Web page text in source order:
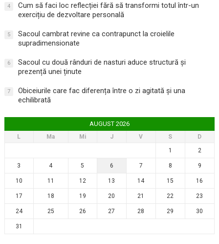
4
Cum să faci loc reflecției fără să transformi totul într-un
exercițiu de dezvoltare personală
5
Sacoul cambrat revine ca contrapunct la croielile
supradimensionate
6
Sacoul cu două rânduri de nasturi aduce structură și
prezență unei ținute
7
Obiceiurile care fac diferența între o zi agitată și una
echilibrată
AUGUST 2026
L Ma Mi J V S
D
1
2
3 4 5 6 7 8 9
10 11 12 13 14 15 16
17 18 19 20 21 22 23
24 25 26 27 28 29 30
31